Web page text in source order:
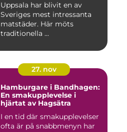
Uppsala har blivit en av
Sveriges mest intressanta
matstäder. Här möts
traditionella ...
27. nov
Hamburgare i Bandhagen:
En smakupplevelse i
hjärtat av Hagsätra
I en tid där smakupplevelser
ofta är på snabbmenyn har